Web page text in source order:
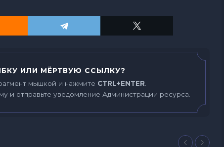
ИЛИ МЁРТВУЮ ССЫЛКУ?
мышкой и нажмите CTRL+ENTER
и отправьте уведомление Администрации ресурса.